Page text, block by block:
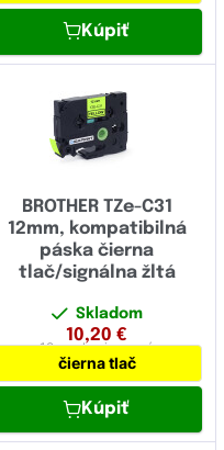
Kúpiť
BROTHER TZe-C31
12mm, kompatibilná
páska čierna
tlač/signálna žltá
Skladom
10,20 €
12 mmlaminovaná
čierna tlač
Kúpiť